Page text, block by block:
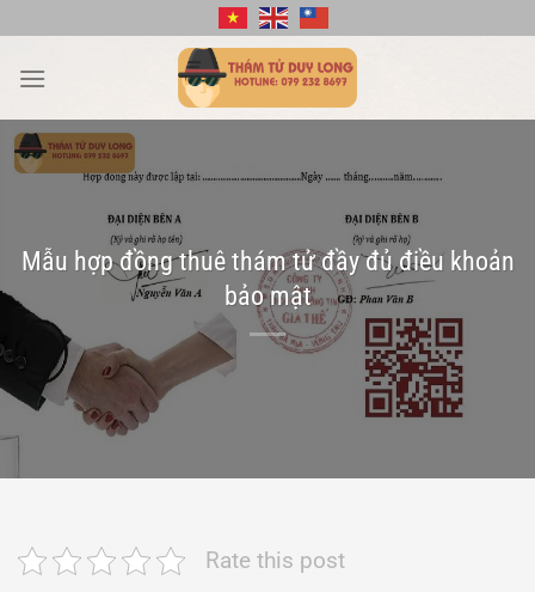
qua
nội
Mẫu hợp đồng thuê thám tử đầy đủ điều khoản
bảo mật
Rate this post